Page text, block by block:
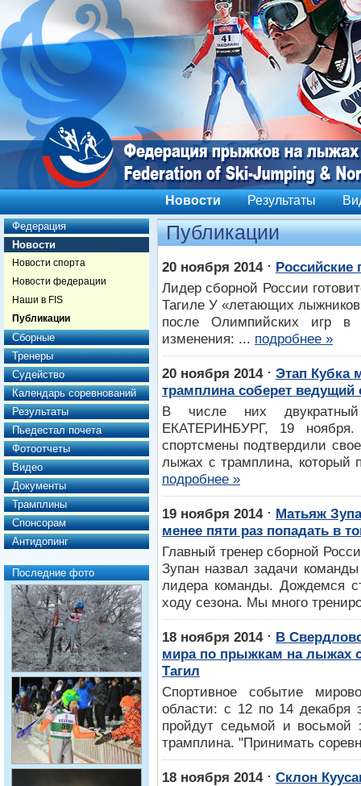
Новости Результаты
Федерация
Новости
Новости спорта
Новости федерации
Наши в FIS
Публикации
Сборные
Тренеры
Судейство
Календарь соревнований
Результаты
Пьедестал почета
Фотоотчеты
Видео
Документы
Трамплины
Спонсорам
Антидопинг
Последние фото
Публикации
20 ноября 2014⋅ Российские
Лидер сборной России
Тагиле У «летающих
после Олимпийских игр в
изменения: ... подробнее »
20 ноября 2014⋅ Этап Кубка
трамплина соберет ведущий
В числе них
ЕКАТЕРИНБУРГ, 19
спортсмены подтвердили
лыжах с трамплина, который
подробнее »
19 ноября 2014⋅ Матьяж
менее пяти раз попадать в
Главный тренер сборной
Зупан назвал задачи
лидера команды. Дождемся
ходу сезона. Мы много
18 ноября 2014⋅ В
мира по прыжкам на лыжах
Тагил
Спортивное событие
области: с 12 по 14 декабря
пройдут седьмой и
трамплина. "Принимать
18 ноября 2014⋅ Склон